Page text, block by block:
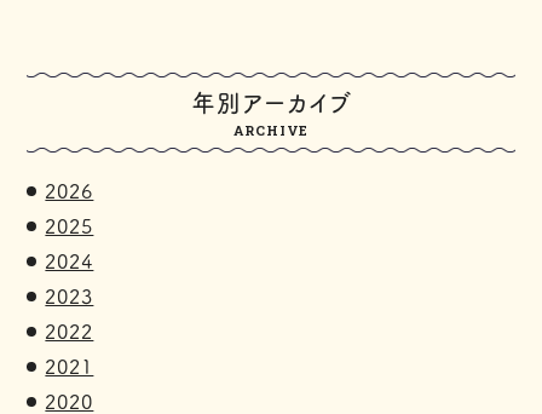
年別アーカイブ
ARCHIVE
2026
2025
2024
2023
2022
2021
2020